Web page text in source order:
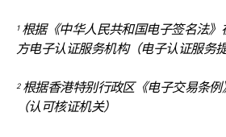
1根据《中华人民共和国电子签名法》
方电子认证服务机构（电子认证服务提
2根据香港特别行政区《电子交易条例
（认可核证机关）